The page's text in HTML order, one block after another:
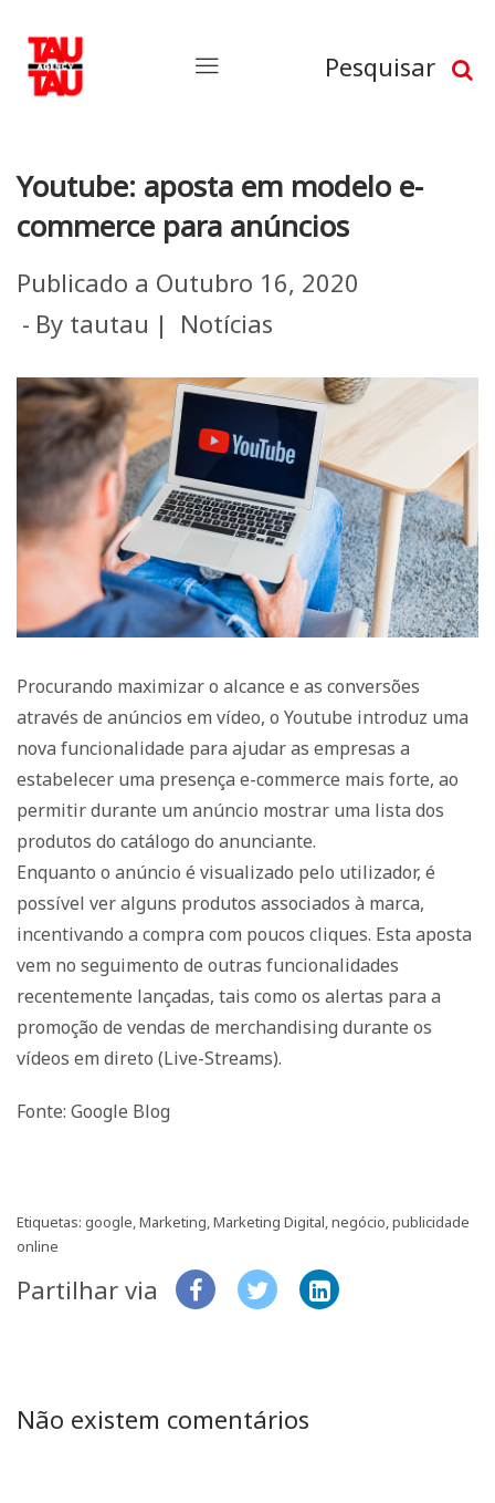
Pesquisar
Youtube: aposta em modelo e-
commerce para anúncios
Publicado a Outubro 16, 2020
By tautau Notícias
Procurando maximizar o alcance e as conversões
através de anúncios em vídeo, o Youtube introduz uma
nova funcionalidade para ajudar as empresas a
estabelecer uma presença e-commerce mais forte, ao
permitir durante um anúncio mostrar uma lista dos
produtos do catálogo do anunciante.
Enquanto o anúncio é visualizado pelo utilizador, é
possível ver alguns produtos associados à marca,
incentivando a compra com poucos cliques. Esta aposta
vem no seguimento de outras funcionalidades
recentemente lançadas, tais como os alertas para a
promoção de vendas de merchandising durante os
vídeos em direto (Live-Streams).
Fonte: Google Blog
Etiquetas: google,Marketing,Marketing Digital,negócio,publicidade
online
Partilhar via
Não existem comentários